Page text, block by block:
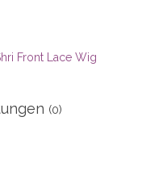
Front Lace Wig
(0)